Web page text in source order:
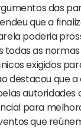
das
que a
poderia
todas as
exigidos
destacou que
para
que